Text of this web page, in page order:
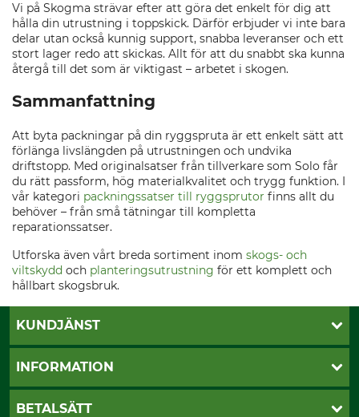
Vi på Skogma strävar efter att göra det enkelt för dig att
hålla din utrustning i toppskick. Därför erbjuder vi inte bara
delar utan också kunnig support, snabba leveranser och ett
stort lager redo att skickas. Allt för att du snabbt ska kunna
återgå till det som är viktigast – arbetet i skogen.
Sammanfattning
Att byta packningar på din ryggspruta är ett enkelt sätt att
förlänga livslängden på utrustningen och undvika
driftstopp. Med originalsatser från tillverkare som Solo får
du rätt passform, hög materialkvalitet och trygg funktion. I
vår kategori packningssatser till ryggsprutor finns allt du
behöver – från små tätningar till kompletta
reparationssatser.
Utforska även vårt breda sortiment inom skogs- och
viltskydd och planteringsutrustning för ett komplett och
hållbart skogsbruk.
KUNDJÄNST
Öppettider
Vanliga frågor
INFORMATION
Butik Vansbro
BETALSÄTT